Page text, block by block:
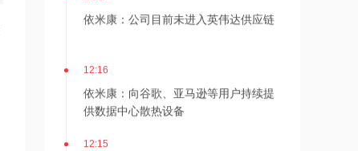
依米康：公司目前未进入英伟达供应链
12:16
依米康：向谷歌、亚马逊等用户持续提
供数据中心散热设备
12:15